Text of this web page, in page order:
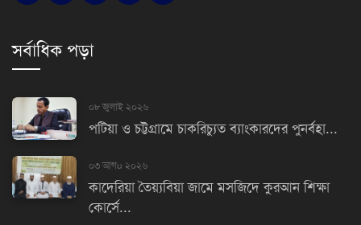
সর্বাধিক পড়া
০৮ জুলাই ২০২৬
পটিয়া ও চট্টগ্রামে চাকরিচ্যুত ব্যাংকারদের পুনর্বহা...
০৩ আগu ২০২৬
কাদেরিয়া তৈয়্যবিয়া জামে মসজিদে কুরআন শিক্ষা
কোর্সে...